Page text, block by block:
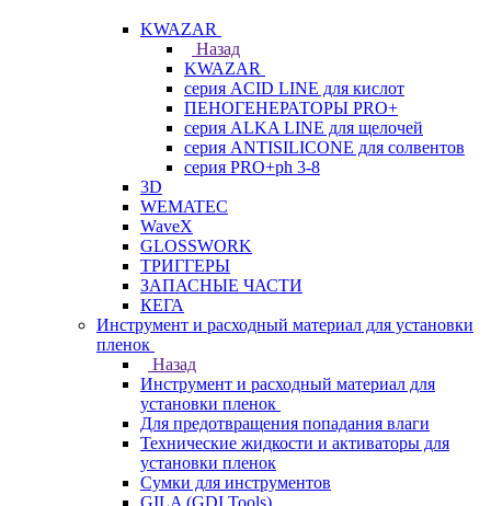
KWAZAR
Назад
KWAZAR
серия ACID LINE для кислот
ПЕНОГЕНЕРАТОРЫ PRO+
серия ALKA LINE для щелочей
серия ANTISILICONE для солвентов
серия PRO+ph 3-8
3D
WEMATEC
WaveX
GLOSSWORK
ТРИГГЕРЫ
ЗАПАСНЫЕ ЧАСТИ
КЕГА
Инструмент и расходный материал для установки
пленок
Назад
Инструмент и расходный материал для
установки пленок
Для предотвращения попадания влаги
Технические жидкости и активаторы для
установки пленок
Сумки для инструментов
GILA (GDI Tools)